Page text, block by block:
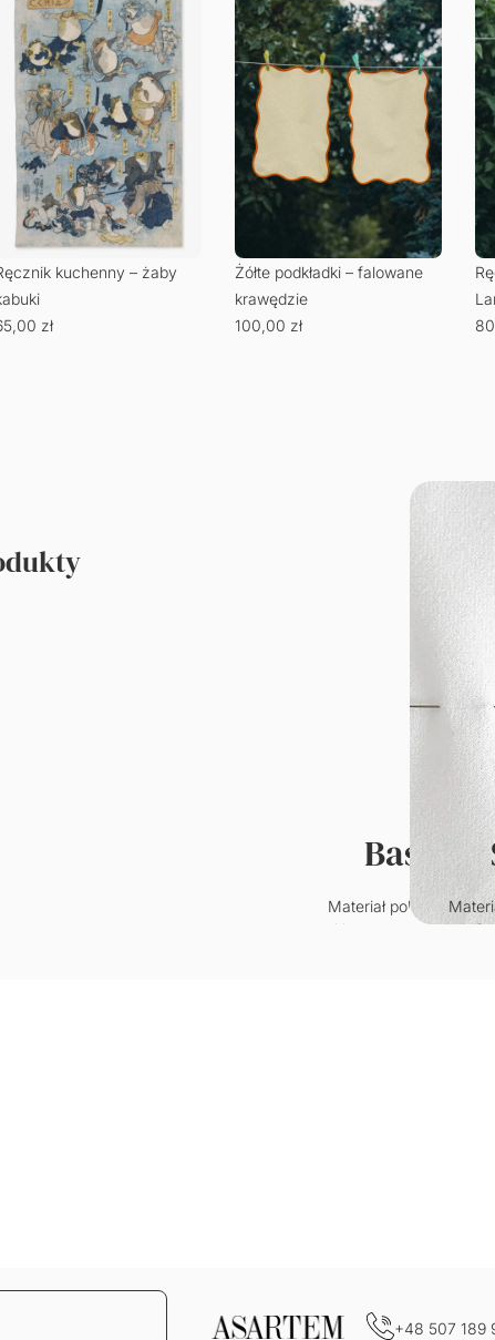
kuchenny – żaby
zł
Żółte podkładki – falowane
krawędzie
100,00 zł
Basic
Materiał poliestrowy o
klasycznym splocie.
+48 507 189